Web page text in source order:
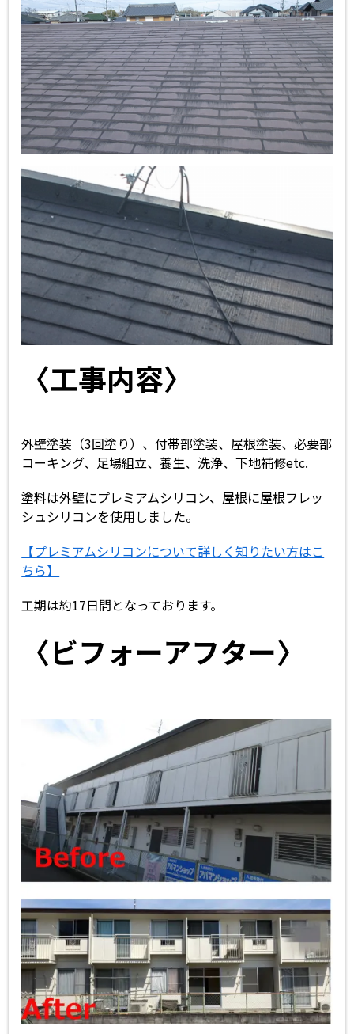
〈工事内容〉
外壁塗装（3回塗り）、付帯部塗装、屋根塗装、必要部
コーキング、足場組立、養生、洗浄、下地補修etc.
塗料は外壁にプレミアムシリコン、屋根に屋根フレッ
シュシリコンを使用しました。
【プレミアムシリコンについて詳しく知りたい方はこ
ちら】
工期は約17日間となっております。
〈ビフォーアフター〉